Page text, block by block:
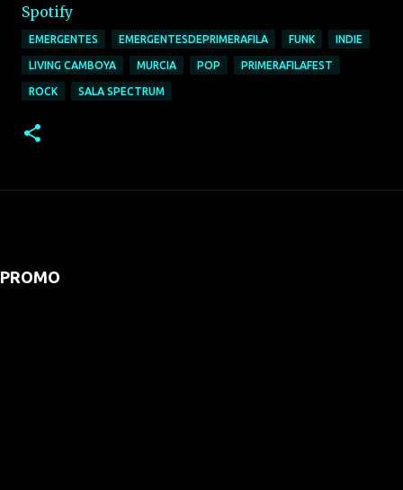
Spotify
EMERGENTES EMERGENTESDEPRIMERAFILA FUNK INDIE
LIVING CAMBOYA MURCIA POP PRIMERAFILAFEST
ROCK SALA SPECTRUM
PROMO